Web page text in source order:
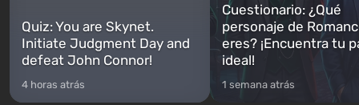
Quiz: You are Skynet.
Initiate Judgment Day and
defeat John Connor!
4 horas atrás
Cuestionario: ¿Qué
personaje de
eres? ¡Encuentra tu
ideal!
1 semana atrás